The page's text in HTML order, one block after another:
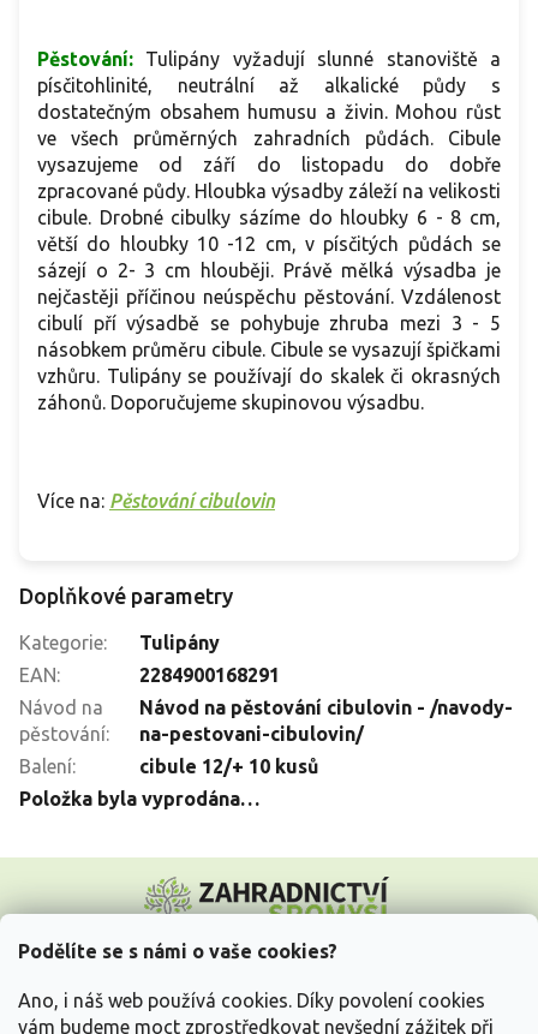
Podělíte se s námi o vaše cookies?
Ano, i náš web používá cookies. Díky povolení cookies
vám budeme moct zprostředkovat nevšední zážitek při
Pěstování: Tulipány vyžadují slunné stanoviště a
písčitohlinité, neutrální až alkalické půdy s
dostatečným obsahem humusu a živin. Mohou růst
ve všech průměrných zahradních půdách. Cibule
vysazujeme od září do listopadu do dobře
zpracované půdy. Hloubka výsadby záleží na velikosti
cibule. Drobné cibulky sázíme do hloubky 6 - 8 cm,
větší do hloubky 10 -12 cm, v písčitých půdách se
sázejí o 2- 3 cm hlouběji. Právě mělká výsadba je
nejčastěji příčinou neúspěchu pěstování. Vzdálenost
cibulí pří výsadbě se pohybuje zhruba mezi 3 - 5
násobkem průměru cibule. Cibule se vysazují špičkami
vzhůru. Tulipány se používají do skalek či okrasných
záhonů. Doporučujeme skupinovou výsadbu.
Více na: Pěstování cibulovin
Doplňkové parametry
Kategorie:
Tulipány
EAN:
2284900168291
Návod na
pěstování:
Návod na pěstování cibulovin - /navody-
na-pestovani-cibulovin/
Balení:
cibule 12/+ 10 kusů
Položka byla vyprodána…
p
Vše o nákupu